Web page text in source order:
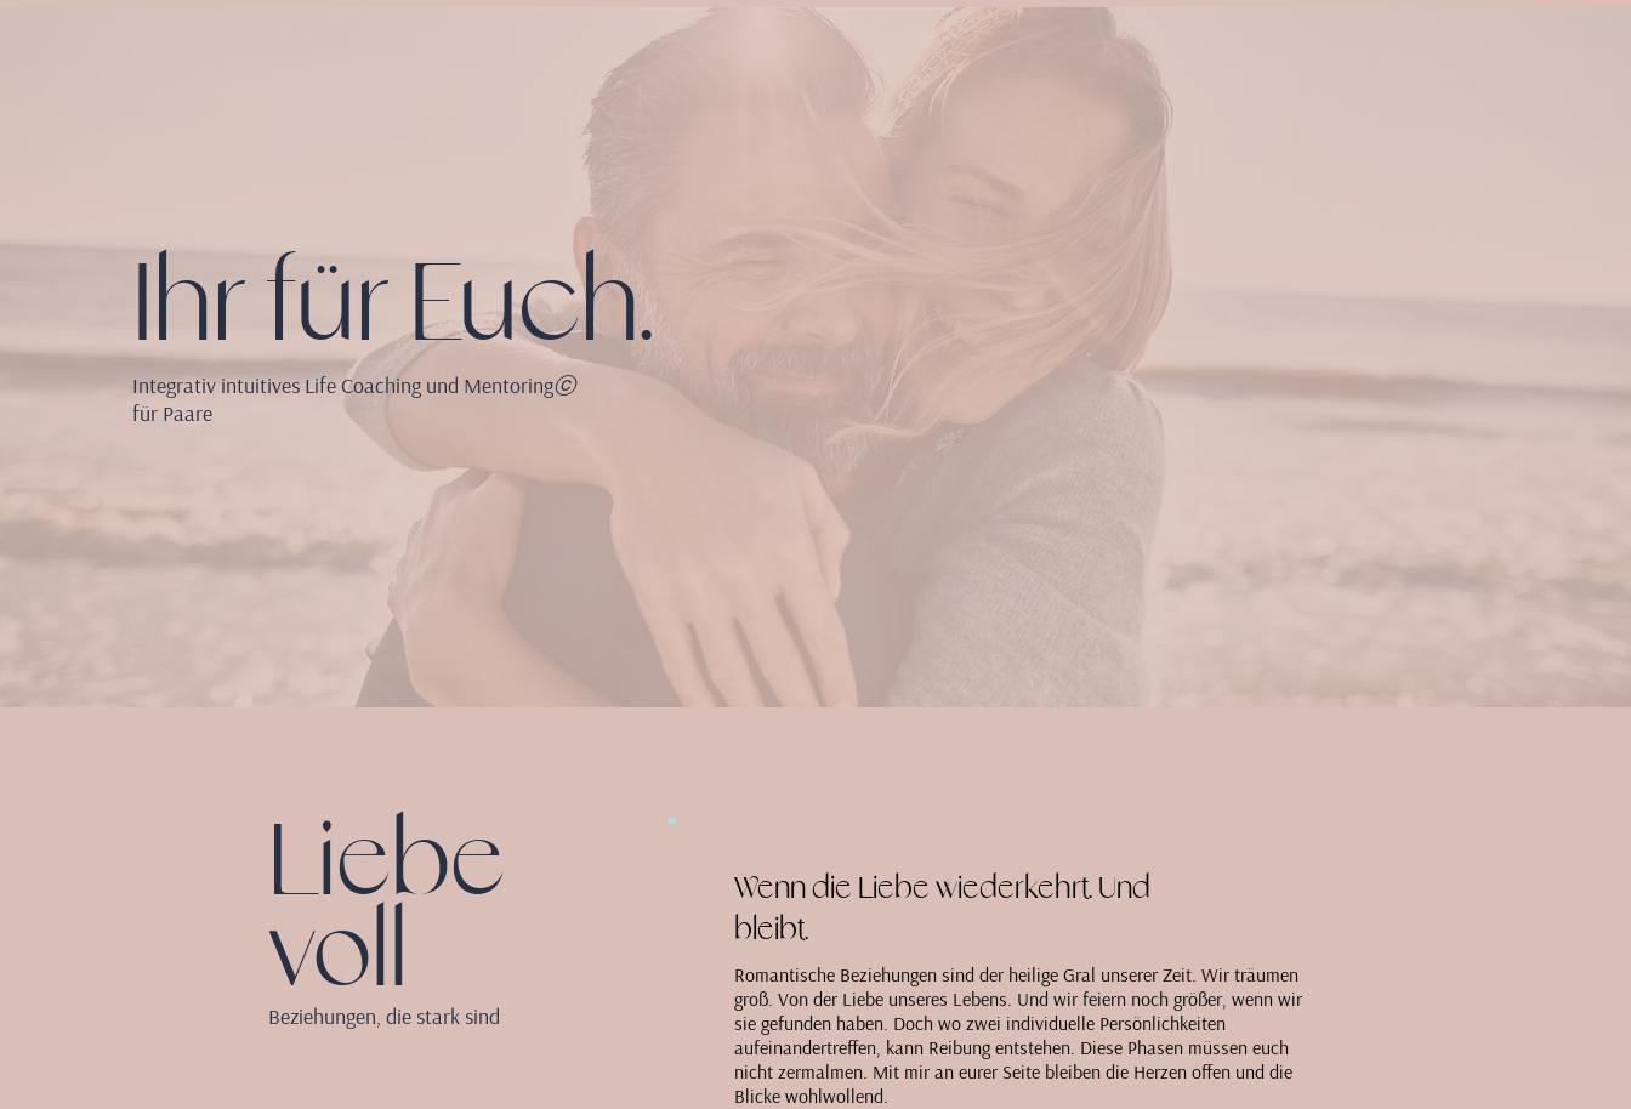
Ihr für Euch.
Integrativ intuitives Life Coaching und Mentoringⓒ
für Paare
Liebe
voll
Beziehungen, die stark sind
Wenn die Liebe wiederkehrt. Und
bleibt.
Romantische Beziehungen sind der heilige Gral unserer Zeit. Wir träumen
groß. Von der Liebe unseres Lebens. Und wir feiern noch größer, wenn wir
sie gefunden haben. Doch wo zwei individuelle Persönlichkeiten
aufeinandertreffen, kann Reibung entstehen. Diese Phasen müssen euch
nicht zermalmen. Mit mir an eurer Seite bleiben die Herzen offen und die
Blicke wohlwollend.